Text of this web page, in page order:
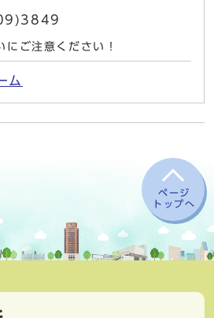
にご注意ください！
ム
ページ
トップへ